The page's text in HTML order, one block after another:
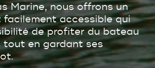
Marine, nous offrons un
facilement accessible qui
de profiter du bateau
tout en gardant ses